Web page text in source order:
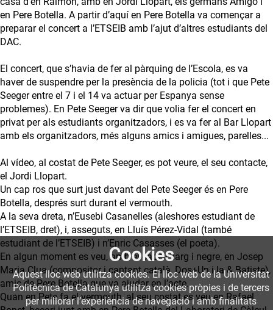
en Pere Botella. A partir d’aquí en Pere Botella va començar a
preparar el concert a l’ETSEIB amb l’ajut d’altres estudiants del
DAC.
El concert, que s’havia de fer al pàrquing de l’Escola, es va
haver de suspendre per la presència de la policia (tot i que Pete
Seeger entre el 7 i el 14 va actuar per Espanya sense
problemes). En Pete Seeger va dir que volia fer el concert en
privat per als estudiants organitzadors, i es va fer al Bar Llopart
amb els organitzadors, més alguns amics i amigues, parelles...
Al vídeo, al costat de Pete Seeger, es pot veure, el seu contacte,
el Jordi Llopart.
Un cap ros que surt just davant del Pete Seeger és en Pere
Botella, després surt durant el vermouth.
A la seva dreta, n’Eusebi Casanelles (aleshores estudiant de
l’ETSEIB, dret), i, asseguts, en Lluís Pérez-Vidal (també
estudiant de l’ETSEIB) i n’Enric Casasses (el poeta).
En algun moment es veu, amb el cabell llarg i negre, en Josep
Maria Clua (compositor i cantant català, Dos+Un i Ia & Batiste),
amic de Pere Botella que va ajudar en l’acte.
Quan en Pete fa el vermouth, al seu costat es veu en Rafael
Cookies
Aquest lloc web utilitza cookies. El lloc web de la Universitat
Politècnica de Catalunya utilitza cookies pròpies i de tercers
per millorar l’experiència de navegació i amb finalitats